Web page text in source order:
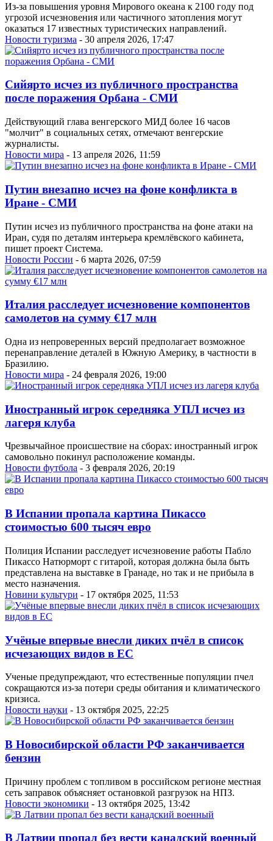
Из-за повышения уровня Мирового океана к 2100 году под
угрозой исчезновения или частичного затопления могут
оказаться 17 известных туристических направлений.
Новости туризма - 30 апреля 2026, 17:47
Сийярто исчез из публичного пространства
после поражения Орбана - СМИ
Действующий глава венгерского МИД более 16 часов
"молчит" в социальных сетях, отмечают венгерские
журналисты.
Новости мира - 13 апреля 2026, 11:59
Путин внезапно исчез на фоне конфликта в
Иране - СМИ
Путин исчез из публичного пространства на фоне атаки на
Иран, судя по деталям интерьера кремлёвского кабинета,
пишет проект Система.
Новости России - 6 марта 2026, 07:59
Италия расследует исчезновение компонентов
самолетов на сумму €17 млн
Одна из непроверенных версий предполагает возможное
перенаправление деталей в Южную Америку, в частности в
Бразилию.
Новости мира - 24 февраля 2026, 19:00
Иностранный игрок середняка УПЛ исчез из
лагеря клуба
Чрезвычайное происшествие на сборах: иностранный игрок
самовольно покинул расположение команды.
Новости футбола - 3 февраля 2026, 20:19
В Испании пропала картина Пикассо
стоимостью 600 тысяч евро
Полиция Испании расследует исчезновение работы Пабло
Пикассо Натюрморт с гитарой, которая должна была быть
представлена на выставке в Гранаде, но так и не прибыла в
место назначения.
Новини культури - 17 октября 2025, 11:53
Учёные впервые внесли диких пчёл в список
исчезающих видов в ЕС
Ученые предупреждают, что естественные популяции пчел
сокращаются из-за потери среды обитания и климатического
кризиса.
Новости науки - 13 октября 2025, 22:25
В Новосибирской области РФ заканчивается
бензин
Причину проблем с топливом в российском регионе местная
сеть заправок объясняет остановкой разгрузок на НПЗ.
Новости экономики - 13 октября 2025, 13:42
В Латвии пропал без вести канадский военный